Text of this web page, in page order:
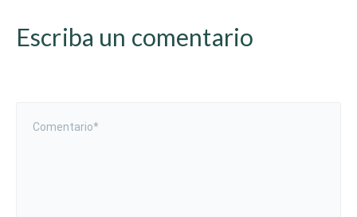
Escriba un comentario